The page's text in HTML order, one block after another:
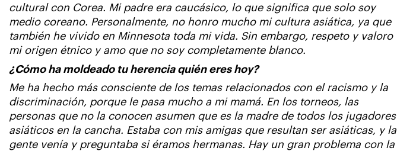
cultural con Corea. Mi padre era caucásico, lo que significa que solo soy
medio coreano. Personalmente, no honro mucho mi cultura asiática, ya que
también he vivido en Minnesota toda mi vida. Sin embargo, respeto y valoro
mi origen étnico y amo que no soy completamente blanco.
¿Cómo ha moldeado tu herencia quién eres hoy?
Me ha hecho más consciente de los temas relacionados con el racismo y la
discriminación, porque le pasa mucho a mi mamá. En los torneos, las
personas que no la conocen asumen que es la madre de todos los jugadores
asiáticos en la cancha. Estaba con mis amigas que resultan ser asiáticas, y la
gente venía y preguntaba si éramos hermanas. Hay un gran problema con la